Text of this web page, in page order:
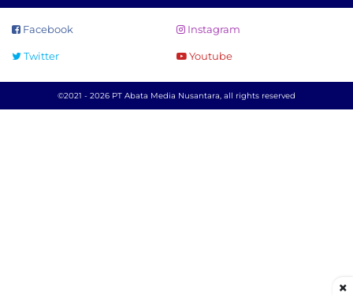
Facebook Instagram
Twitter Youtube
©2021 - 2026 PT Abata Media Nusantara, all rights reserved
×